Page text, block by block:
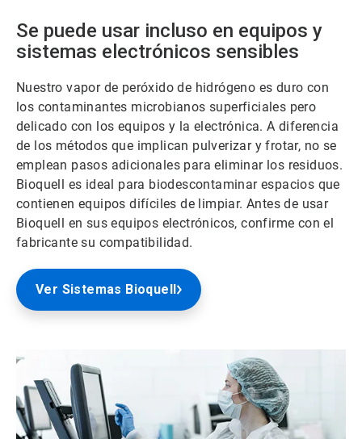
Se puede usar incluso en equipos y
sistemas electrónicos sensibles
Nuestro vapor de peróxido de hidrógeno es duro con
los contaminantes microbianos superficiales pero
delicado con los equipos y la electrónica. A diferencia
de los métodos que implican pulverizar y frotar, no se
emplean pasos adicionales para eliminar los residuos.
Bioquell es ideal para biodescontaminar espacios que
contienen equipos difíciles de limpiar. Antes de usar
Bioquell en sus equipos electrónicos, confirme con el
fabricante su compatibilidad.
Ver Sistemas Bioquell